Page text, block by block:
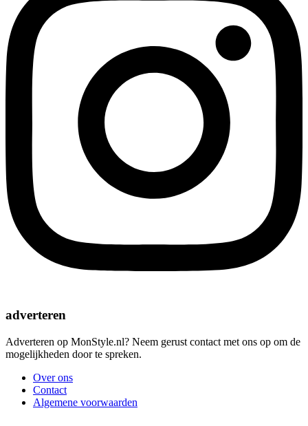
adverteren
Adverteren op MonStyle.nl? Neem gerust contact met ons op om de
mogelijkheden door te spreken.
Over ons
Contact
Algemene voorwaarden